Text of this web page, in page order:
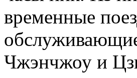
временные
Чжэнчжоу и